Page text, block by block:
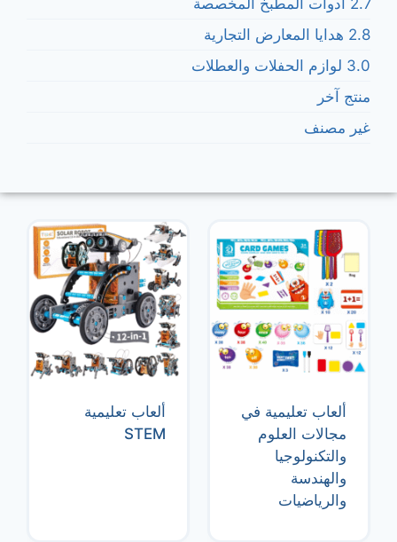
2.8 هدايا المعارض التجارية
3.0 لوازم الحفلات والعطلات
منتج آخر
غير مصنف
ألعاب تعليمية في
مجالات العلوم
والتكنولوجيا
والهندسة
والرياضيات
ألعاب تعليمية
STEM